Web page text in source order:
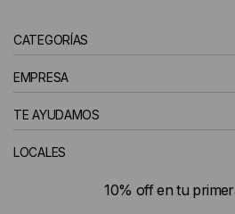
HOMBRE
CATEGORÍAS
EMPRESA
TE AYUDAMOS
LOCALES
10% off en tu